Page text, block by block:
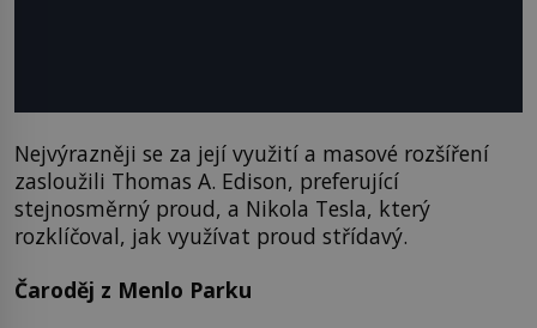
Nejvýrazněji se za její využití a masové rozšíření
zasloužili Thomas A. Edison, preferující
stejnosměrný proud, a Nikola Tesla, který
rozklíčoval, jak využívat proud střídavý.
Čaroděj z Menlo Parku